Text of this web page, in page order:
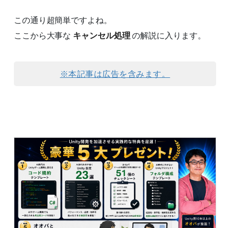
この通り超簡単ですよね。
ここから大事な キャンセル処理 の解説に入ります。
※本記事は広告を含みます。